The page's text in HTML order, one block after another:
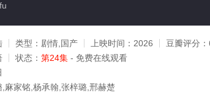
类型： 剧情,国产 上映时间： 2026 豆瓣评分：
状态： 第24集 - 免费在线观看
,麻家铭,杨承翰,张梓璐,邢赫楚